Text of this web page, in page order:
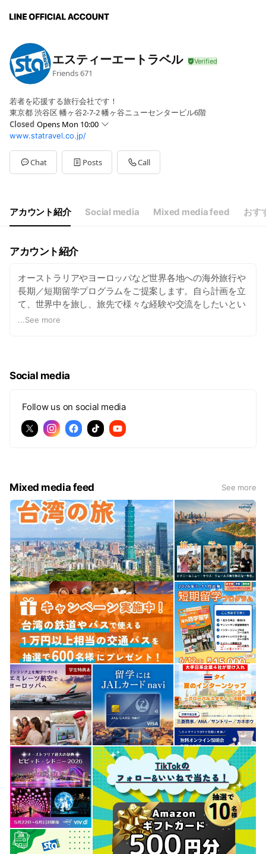
エスティーエートラベル
Friends671
若者を応援する旅行会社です！
東京都 渋谷区 幡ヶ谷2-7-2 幡ヶ谷ニューセンタービル6階
Closed Opens Mon 10:00
SunClosed
Mon10:00 - 18:00
Tue10:00 - 18:00
Wed10:00 - 18:00
Closed
www.statravel.co.jp/
Chat Posts Call
アカウント紹介 Social media Mixed media feed おす
アカウント紹介
オーストラリアやヨーロッパなど世界各地への海外旅行や
長期／短期留学プログラムをご提案します。自ら計画を立
て、世界中を旅し、旅先で様々な経験や交流をしたいとい
うチャレンジ精神旺盛な若者の夢を叶えるために、より良
...See more
Social media
Follow us on social media
Mixed media feed See more